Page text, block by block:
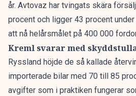
år. Avtovaz har tvingats skära
procent och ligger 43 procent
att nå helårsmålet på 400 000
Kreml svarar med
Ryssland höjde de så kallade
importerade bilar med 70 till 85
avgifter som i praktiken fungerar